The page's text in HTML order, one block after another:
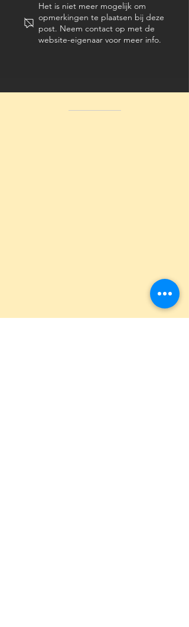
Het is niet meer mogelijk om
opmerkingen te plaatsen bij deze
post. Neem contact op met de
website-eigenaar voor meer info.